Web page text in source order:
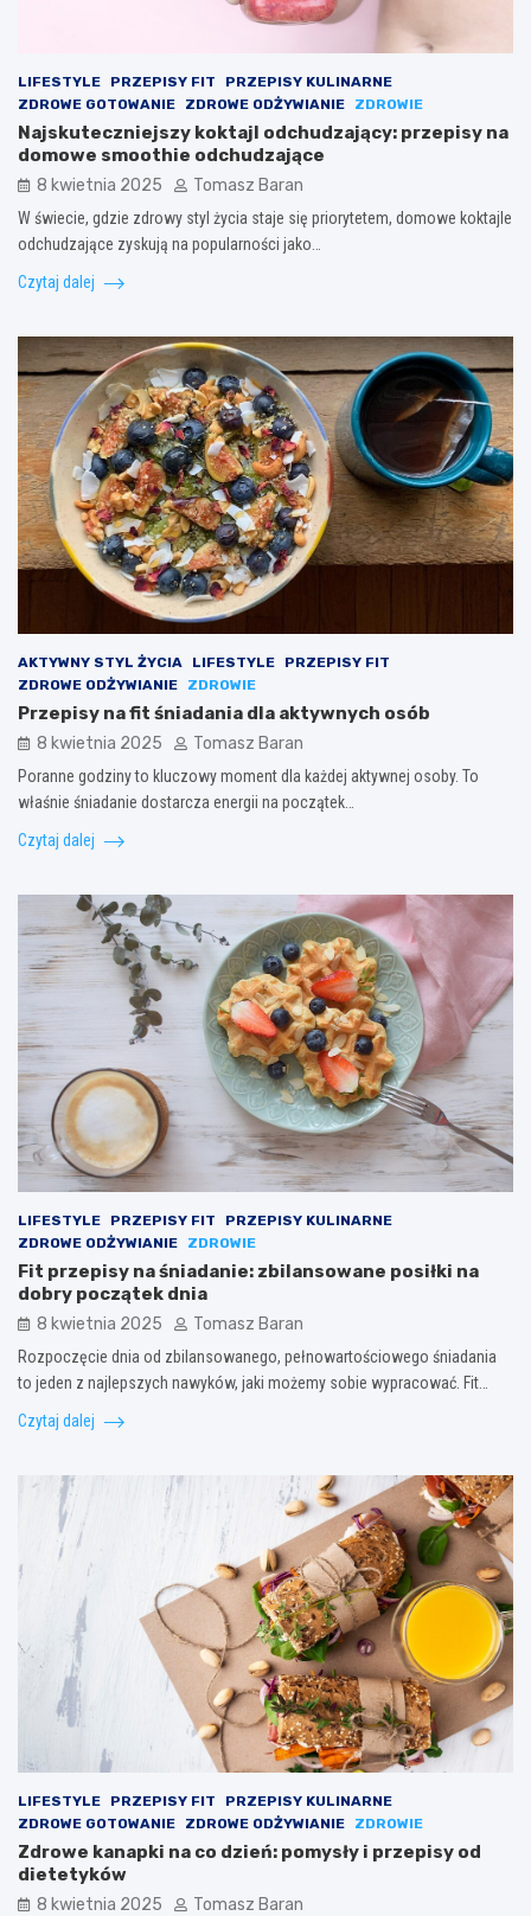
LIFESTYLE PRZEPISY FIT
PRZEPISY KULINARNE
ZDROWE GOTOWANIE
ZDROWE ODŻYWIANIE ZDROWIE
Najskuteczniejszy koktajl odchudzający: przepisy na
domowe smoothie odchudzające
8 kwietnia 2025 Tomasz Baran
W świecie, gdzie zdrowy styl życia staje się priorytetem, domowe koktajle
odchudzające zyskują na popularności jako…
Czytaj dalej
AKTYWNY STYL ŻYCIA LIFESTYLE
PRZEPISY FIT
ZDROWE ODŻYWIANIE
ZDROWIE
Przepisy na fit śniadania dla aktywnych osób
8 kwietnia 2025 Tomasz Baran
Poranne godziny to kluczowy moment dla każdej aktywnej osoby. To
właśnie śniadanie dostarcza energii na początek…
Czytaj dalej
LIFESTYLE PRZEPISY FIT
PRZEPISY KULINARNE
ZDROWE ODŻYWIANIE
ZDROWIE
Fit przepisy na śniadanie: zbilansowane posiłki na
dobry początek dnia
8 kwietnia 2025 Tomasz Baran
Rozpoczęcie dnia od zbilansowanego, pełnowartościowego śniadania
to jeden z najlepszych nawyków, jaki możemy sobie wypracować. Fit…
Czytaj dalej
LIFESTYLE PRZEPISY FIT
PRZEPISY KULINARNE
ZDROWE GOTOWANIE
ZDROWE ODŻYWIANIE ZDROWIE
Zdrowe kanapki na co dzień: pomysły i przepisy od
dietetyków
8 kwietnia 2025 Tomasz Baran